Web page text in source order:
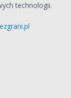
technologii.